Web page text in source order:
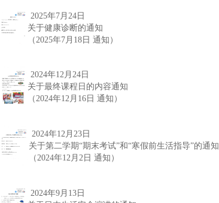
2025年7月24日
关于健康诊断的通知
（2025年7月18日 通知）
2024年12月24日
关于最终课程日的内容通知
（2024年12月16日 通知）
2024年12月23日
关于第二学期“期末考试”和“寒假前生活指导”的通知
（2024年12月2日 通知）
2024年9月13日